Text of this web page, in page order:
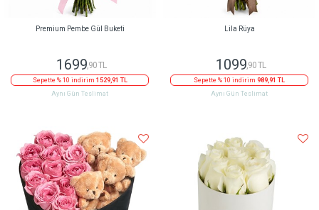
Premium Pembe Gül Buketi
1699,90 TL
Sepette % 10 indirim 1529,91 TL
Aynı Gün Teslimat
Lila Rüya
1099,90 TL
Sepette % 10 indirim 989,91 TL
Aynı Gün Teslimat